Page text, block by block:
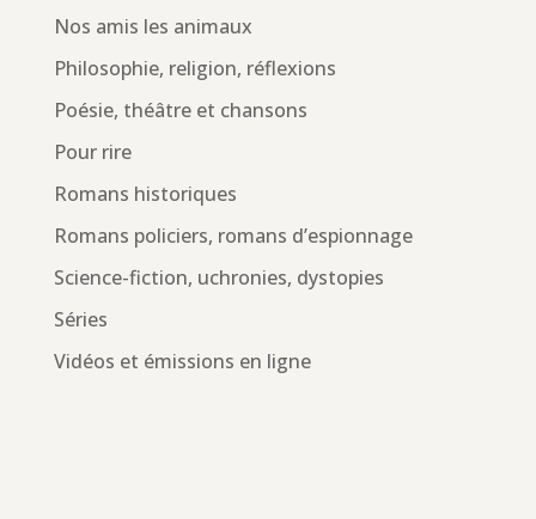
Nos amis les animaux
Philosophie, religion, réflexions
Poésie, théâtre et chansons
Pour rire
Romans historiques
Romans policiers, romans d’espionnage
Science-fiction, uchronies, dystopies
Séries
Vidéos et émissions en ligne